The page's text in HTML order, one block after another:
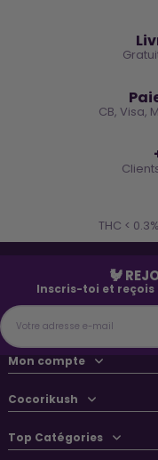
CB, Visa,
THC <
🐓
Inscris-toi et
Mon compte
Cocorikush
Top Catégories